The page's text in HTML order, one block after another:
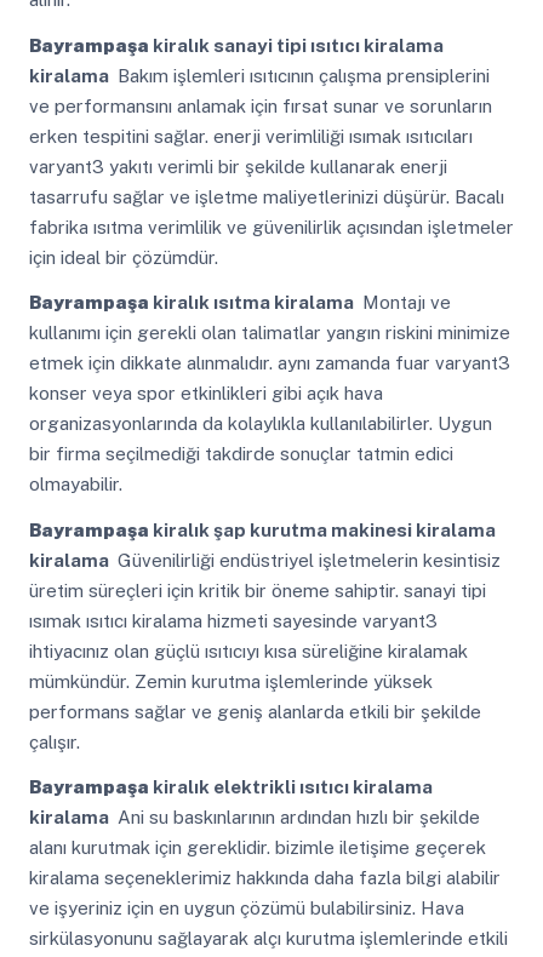
Bayrampaşa kiralık sanayi tipi ısıtıcı kiralama
kiralama Bakım işlemleri ısıtıcının çalışma prensiplerini
ve performansını anlamak için fırsat sunar ve sorunların
erken tespitini sağlar. enerji verimliliği ısımak ısıtıcıları
varyant3 yakıtı verimli bir şekilde kullanarak enerji
tasarrufu sağlar ve işletme maliyetlerinizi düşürür. Bacalı
fabrika ısıtma verimlilik ve güvenilirlik açısından işletmeler
için ideal bir çözümdür.
Bayrampaşa kiralık ısıtma kiralama Montajı ve
kullanımı için gerekli olan talimatlar yangın riskini minimize
etmek için dikkate alınmalıdır. aynı zamanda fuar varyant3
konser veya spor etkinlikleri gibi açık hava
organizasyonlarında da kolaylıkla kullanılabilirler. Uygun
bir firma seçilmediği takdirde sonuçlar tatmin edici
olmayabilir.
Bayrampaşa kiralık şap kurutma makinesi kiralama
kiralama Güvenilirliği endüstriyel işletmelerin kesintisiz
üretim süreçleri için kritik bir öneme sahiptir. sanayi tipi
ısımak ısıtıcı kiralama hizmeti sayesinde varyant3
ihtiyacınız olan güçlü ısıtıcıyı kısa süreliğine kiralamak
mümkündür. Zemin kurutma işlemlerinde yüksek
performans sağlar ve geniş alanlarda etkili bir şekilde
çalışır.
Bayrampaşa kiralık elektrikli ısıtıcı kiralama
kiralama Ani su baskınlarının ardından hızlı bir şekilde
alanı kurutmak için gereklidir. bizimle iletişime geçerek
kiralama seçeneklerimiz hakkında daha fazla bilgi alabilir
ve işyeriniz için en uygun çözümü bulabilirsiniz. Hava
sirkülasyonunu sağlayarak alçı kurutma işlemlerinde etkili